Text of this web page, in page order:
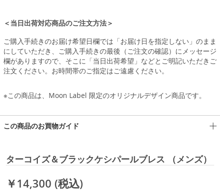
＜当日出荷対応商品のご注文方法＞
ご購入手続きのお届け希望日欄では「お届け日を指定しない」のまま
にしていただき、ご購入手続きの最後（ご注文の確認）にメッセージ
欄がありますので、そこに「当日出荷希望」などとご明記いただきご
注文ください。お時間帯のご指定はご遠慮ください。
※この商品は、Moon Label 限定のオリジナルデザイン商品です。
この商品のお買物ガイド
ターコイズ＆ブラックケシパールブレス （メンズ）
￥14,300 (税込)